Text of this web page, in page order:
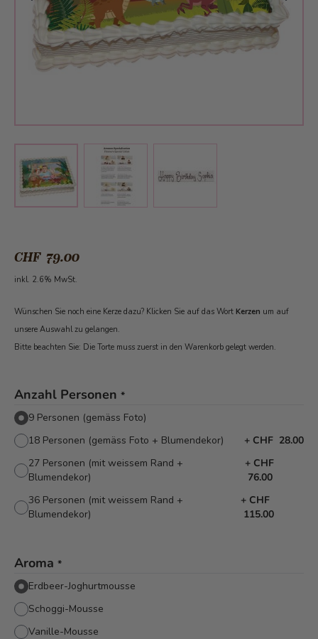
View larger imageView larger image
CHF 79.00
inkl. 2.6% MwSt.
Wünschen Sie noch eine Kerze dazu? Klicken Sie auf das Wort Kerzen um auf
unsere Auswahl zu gelangen.
Bitte beachten Sie: Die Torte muss zuerst in den Warenkorb gelegt werden.
Anzahl Personen *
9 Personen (gemäss Foto)
18 Personen (gemäss Foto + Blumendekor)
+ CHF 28.00
27 Personen (mit weissem Rand +
Blumendekor)
+ CHF
76.00
36 Personen (mit weissem Rand +
Blumendekor)
+ CHF
115.00
Aroma *
Erdbeer-Joghurtmousse
Schoggi-Mousse
Vanille-Mousse